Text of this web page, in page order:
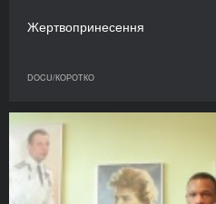
Жертвопринесення
DOCU/КОРОТКО